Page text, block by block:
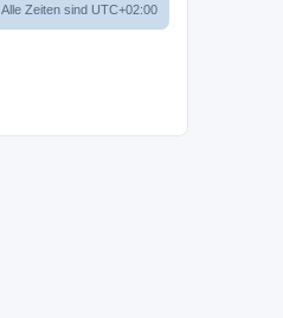
Alle Zeiten sind UTC+02:00